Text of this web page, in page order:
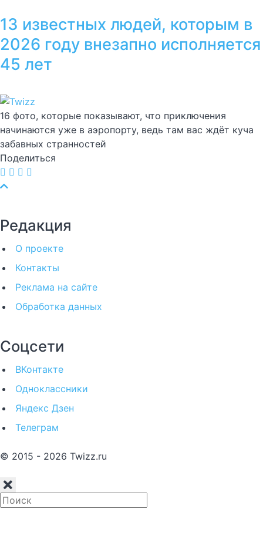
13 известных людей, которым в
2026 году внезапно исполняется
45 лет
16 фото, которые показывают, что приключения
начинаются уже в аэропорту, ведь там вас ждёт куча
забавных странностей
Поделиться
Редакция
О проекте
Контакты
Реклама на сайте
Обработка данных
Соцсети
ВКонтакте
Одноклассники
Яндекс Дзен
Телеграм
© 2015 - 2026 Twizz.ru